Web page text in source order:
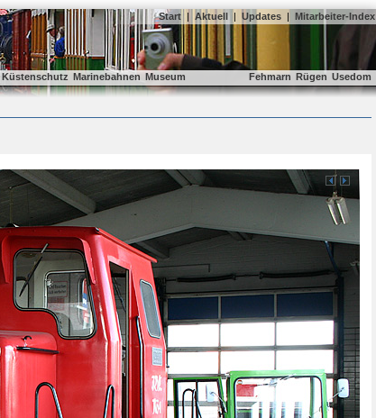
Start | Aktuell | Updates | Mitarbeiter-Index
Küstenschutz Marinebahnen Museum Fehmarn Rügen Usedom